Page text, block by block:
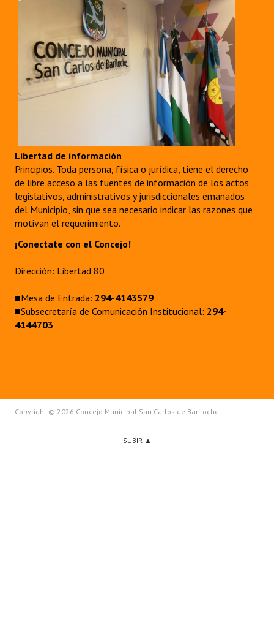
Libertad de información
Principios. Toda persona, física o jurídica, tiene el derecho
de libre acceso a las fuentes de información de los actos
legislativos, administrativos y jurisdiccionales emanados
del Municipio, sin que sea necesario indicar las razones que
motivan el requerimiento.
¡Conectate con el Concejo!
Dirección: Libertad 80
■Mesa de Entrada: 294-4143579
■Subsecretaría de Comunicación Institucional: 294-
4144703
Copyright © 2026 Concejo Municipal San Carlos de Bariloche.
SUBIR ▲